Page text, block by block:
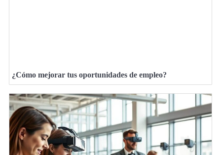
¿Cómo mejorar tus oportunidades de empleo?